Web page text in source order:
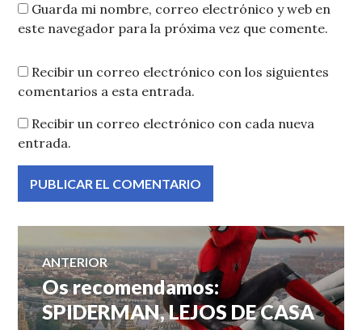
Guarda mi nombre, correo electrónico y web en
este navegador para la próxima vez que comente.
Recibir un correo electrónico con los siguientes
comentarios a esta entrada.
Recibir un correo electrónico con cada nueva
entrada.
Navegación
de
ANTERIOR
Entrada
anterior:
Os recomendamos:
SPIDERMAN, LEJOS DE CASA